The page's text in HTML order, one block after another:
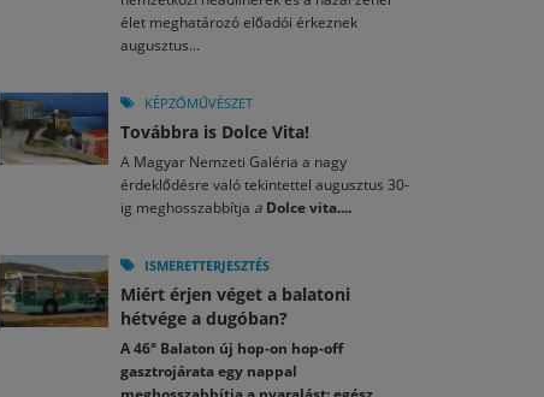
élet meghatározó előadói érkeznek
augusztus...
KÉPZŐMŰVÉSZET
Továbbra is Dolce Vita!
A Magyar Nemzeti Galéria a nagy
érdeklődésre való tekintettel augusztus 30-
ig meghosszabbítja a Dolce vita....
ISMERETTERJESZTÉS
Miért érjen véget a balatoni
hétvége a dugóban?
A 46° Balaton új hop-on hop-off
gasztrojárata egy nappal